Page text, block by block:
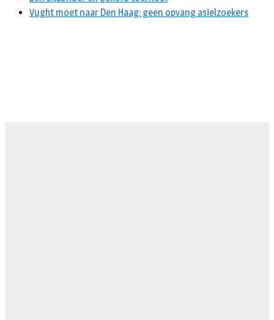
Vught moet naar Den Haag: geen opvang asielzoekers